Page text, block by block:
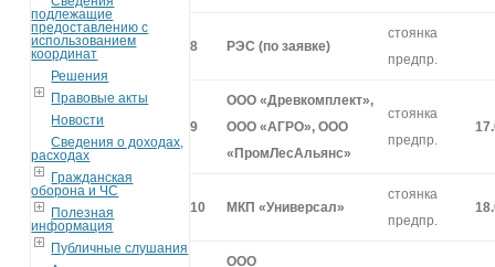
подлежащие
предоставлению с
использованием
координат
Решения
Правовые акты
Новости
Сведения о доходах,
расходах
Гражданская
оборона и ЧС
Полезная
информация
Публичные слушания
8 РЭС (по заявке)
стоянка
предпр.
9
ООО «Древкомплект»,
ООО «АГРО», ООО
«ПромЛесАльянс»
стоянка
предпр.
10 МКП «Универсал»
стоянка
предпр.
ООО